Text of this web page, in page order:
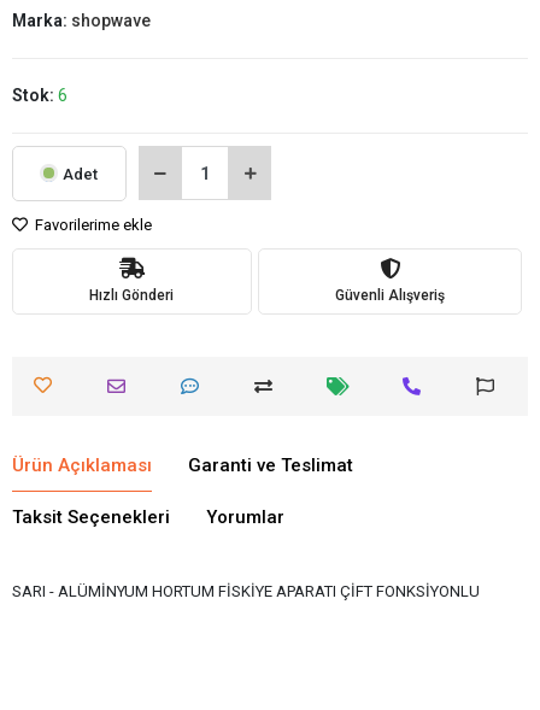
Marka: shopwave
Stok: 6
Adet
Favorilerime ekle
Hızlı Gönderi Güvenli Alışveriş
Ürün Açıklaması Garanti ve Teslimat
Taksit Seçenekleri Yorumlar
SARI - ALÜMİNYUM HORTUM FİSKİYE APARATI ÇİFT FONKSİYONLU